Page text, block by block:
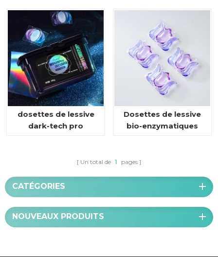
dosettes de lessive
dark-tech pro
Dosettes de lessive
bio-enzymatiques
Un total de 1 pages
CATÉGORIES
NOUVEAUX PRODUITS